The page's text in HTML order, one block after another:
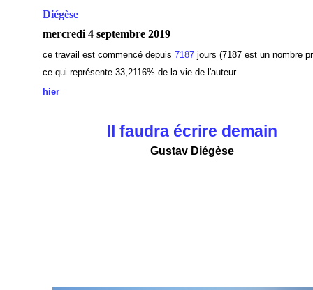
Diégèse
mercredi 4 septembre 2019
ce travail est commencé depuis 7187jours (7187 est un nombre
ce qui représente 33,2116% de la vie de l'auteur
hier
Il faudra écrire demain
Gustav Diégèse